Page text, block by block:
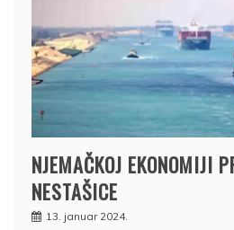
NJEMAČKOJ EKONOMIJI
NESTAŠICE
13. januar 2024.